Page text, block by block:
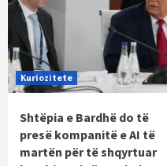
Kuriozitete
Shtëpia e Bardhë do të
presë kompanitë e AI të
martën për të shqyrtuar